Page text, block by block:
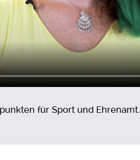
für Sport und Ehrenamt.